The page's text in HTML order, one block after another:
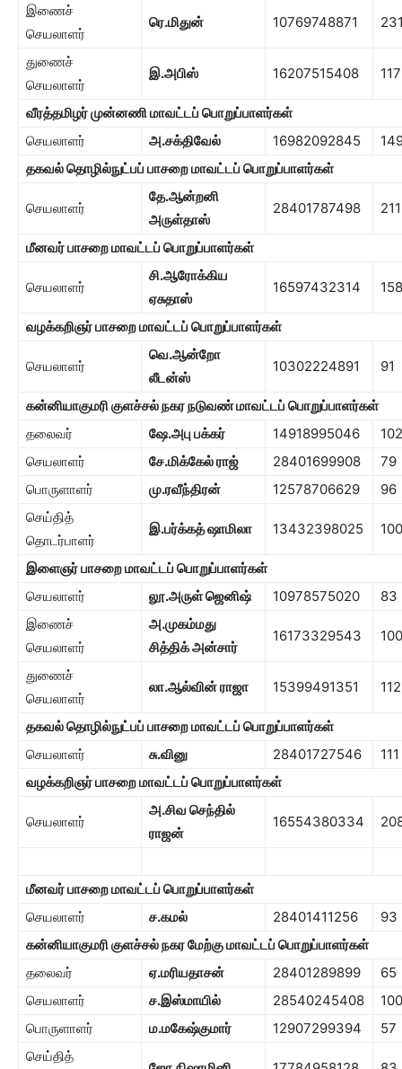
இணைச்
செயலாளர்
ரெ.மிதுன் 10769748871
துணைச்
செயலாளர்
இ.அபிஸ் 16207515408 117
வீரத்தமிழர் முன்னணிமாவட்டப் பொறுப்பாளர்கள்
செயலாளர்
அ.சக்திவேல் 16982092845
தகவல் தொழில்நுட்பப் பாசறைமாவட்டப் பொறுப்பாளர்கள்
செயலாளர்
தே.ஆன்றனி
அருள்தாஸ்
28401787498 211
மீனவர் பாசறைமாவட்டப் பொறுப்பாளர்கள்
செயலாளர்
சி.ஆரோக்கிய
ஏசுதாஸ்
16597432314 158
வழக்கறிஞர் பாசறைமாவட்டப் பொறுப்பாளர்கள்
செயலாளர்
வெ.ஆன்றோ
லீடன்ஸ்
10302224891 91
கன்னியாகுமரி குளச்சல் நகர நடுவண்மாவட்டப் பொறுப்பாளர்கள்
தலைவர்
ஷே.அபு பக்கர் 14918995046
102
செயலாளர்
சே.மிக்கேல் ராஜ் 28401699908
79
பொருளாளர்
மு.ரவீந்திரன் 12578706629
96
செய்தித்
தொடர்பாளர்
இ.பர்க்கத் ஷாமிலா 13432398025 100
இளைஞர் பாசறைமாவட்டப் பொறுப்பாளர்கள்
செயலாளர்
லூ.அருள் ஜெனிஷ் 10978575020
83
இணைச்
செயலாளர்
அ.முகம்மது
சித்திக் அன்சார்
16173329543 100
துணைச்
செயலாளர்
லா.ஆல்வின் ராஜா 15399491351 112
தகவல் தொழில்நுட்பப் பாசறைமாவட்டப் பொறுப்பாளர்கள்
செயலாளர்
சு.வினு 28401727546
111
வழக்கறிஞர் பாசறைமாவட்டப் பொறுப்பாளர்கள்
செயலாளர்
அ.சிவ செந்தில்
ராஜன்
16554380334
மீனவர் பாசறைமாவட்டப் பொறுப்பாளர்கள்
செயலாளர்
ச.கமல் 28401411256
93
கன்னியாகுமரி குளச்சல் நகர மேற்குமாவட்டப் பொறுப்பாளர்கள்
தலைவர்
ஏ.மரியதாசன் 28401289899
65
செயலாளர்
ச.இஸ்மாயில் 28540245408
100
பொருளாளர்
ம.மகேஷ்குமார் 12907299394
57
செய்தித்